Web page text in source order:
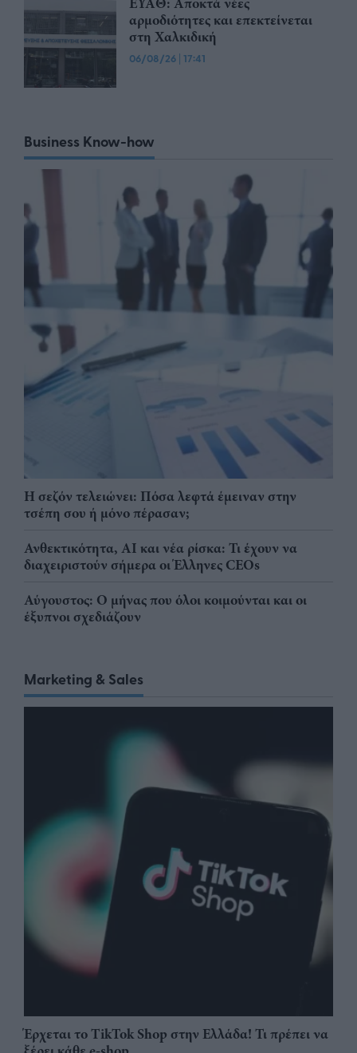
αρμοδιότητες και επεκτείνεται
στη Χαλκιδική
06/08/26 | 17:41
Business Know-how
Η σεζόν τελειώνει: Πόσα λεφτά έμειναν στην
τσέπη σου ή μόνο πέρασαν;
Ανθεκτικότητα, AI και νέα ρίσκα: Τι έχουν να
διαχειριστούν σήμερα οι Έλληνες CEOs
Αύγουστος: Ο μήνας που όλοι κοιμούνται και οι
έξυπνοι σχεδιάζουν
Marketing & Sales
Έρχεται το TikTok Shop στην Ελλάδα! Τι πρέπει να